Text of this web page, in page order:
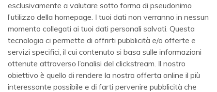
esclusivamente a valutare sotto forma di pseudonimo
l’utilizzo della homepage. I tuoi dati non verranno in nessun
momento collegati ai tuoi dati personali salvati. Questa
tecnologia ci permette di offrirti pubblicità e/o offerte e
servizi specifici, il cui contenuto si basa sulle informazioni
ottenute attraverso l’analisi del clickstream. Il nostro
obiettivo è quello di rendere la nostra offerta online il più
interessante possibile e di farti pervenire pubblicità che